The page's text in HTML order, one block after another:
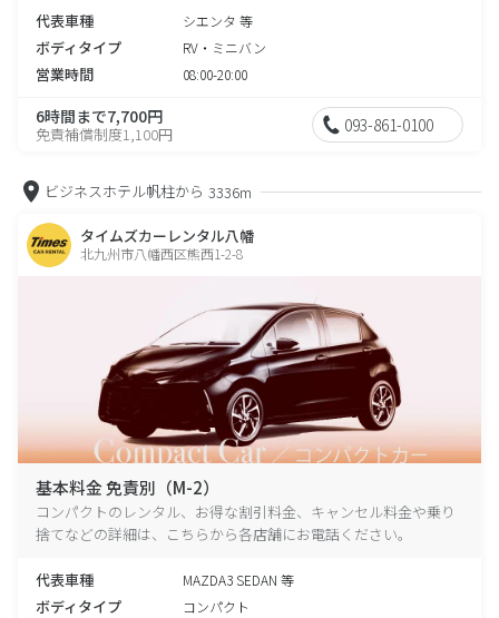
代表車種 シエンタ 等
ボディタイプ RV・ミニバン
営業時間 08:00-20:00
6時間まで7,700円
免責補償制度1,100円 093-861-0100
ビジネスホテル帆柱から 3336m
タイムズカーレンタル八幡
北九州市八幡西区熊西1-2-8
基本料金 免責別（M-2）
コンパクトのレンタル、お得な割引料金、キャンセル料金や乗り
捨てなどの詳細は、こちらから各店舗にお電話ください。
代表車種 MAZDA3 SEDAN 等
ボディタイプ コンパクト